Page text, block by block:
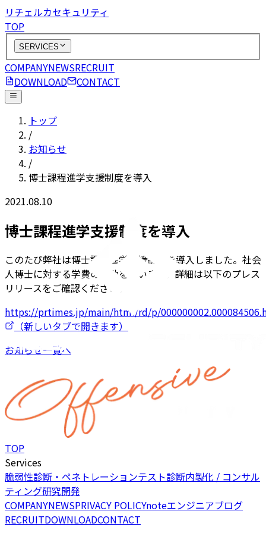
リチェルカセキュリティ
TOP
SERVICES
COMPANYNEWSRECRUIT
DOWNLOAD
CONTACT
トップ
/
お知らせ
/
博士課程進学支援制度を導入
2021.08.10
博士課程進学支援制度を導入
このたび弊社は博士課程進学支援制度を導入しました。社会
人博士に対する学費の補助を行います。詳細は以下のプレス
リリースをご確認ください。
https://prtimes.jp/main/html/rd/p/
（新しいタブで開きます）
お知らせ一覧へ
TOP
Services
脆弱性診断・ペネトレーションテスト診断内製化 / コンサル
ティング研究開発
COMPANYNEWSPRIVACY POLICYnoteエンジニアブログ
RECRUITDOWNLOADCONTACT